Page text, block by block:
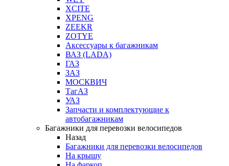
XCITE
XPENG
ZEEKR
ZOTYE
Аксессуары к багажникам
ВАЗ (LADA)
ГАЗ
ЗАЗ
МОСКВИЧ
ТагАЗ
УАЗ
Запчасти и комплектующие к
автобагажникам
Багажники для перевозки велосипедов
Назад
Багажники для перевозки велосипедов
На крышу